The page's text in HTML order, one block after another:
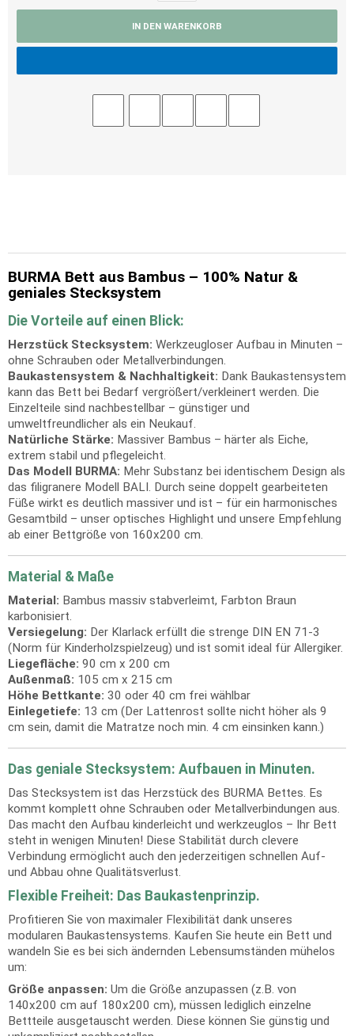
IN DEN WARENKORB
BURMA Bett aus Bambus – 100% Natur &
geniales Stecksystem
Die Vorteile auf einen Blick:
Herzstück Stecksystem: Werkzeugloser Aufbau in Minuten –
ohne Schrauben oder Metallverbindungen.
Baukastensystem & Nachhaltigkeit: Dank Baukastensystem
kann das Bett bei Bedarf vergrößert/verkleinert werden. Die
Einzelteile sind nachbestellbar – günstiger und
umweltfreundlicher als ein Neukauf.
Natürliche Stärke: Massiver Bambus – härter als Eiche,
extrem stabil und pflegeleicht.
Das Modell BURMA: Mehr Substanz bei identischem Design als
das filigranere Modell BALI. Durch seine doppelt gearbeiteten
Füße wirkt es deutlich massiver und ist – für ein harmonisches
Gesamtbild – unser optisches Highlight und unsere Empfehlung
ab einer Bettgröße von 160x200 cm.
Material & Maße
Material: Bambus massiv stabverleimt, Farbton Braun
karbonisiert.
Versiegelung: Der Klarlack erfüllt die strenge DIN EN 71-3
(Norm für Kinderholzspielzeug) und ist somit ideal für Allergiker.
Liegefläche: 90 cm x 200 cm
Außenmaß: 105 cm x 215 cm
Höhe Bettkante: 30 oder 40 cm frei wählbar
Einlegetiefe: 13 cm (Der Lattenrost sollte nicht höher als 9
cm sein, damit die Matratze noch min. 4 cm einsinken kann.)
Das geniale Stecksystem: Aufbauen in Minuten.
Das Stecksystem ist das Herzstück des BURMA Bettes. Es
kommt komplett ohne Schrauben oder Metallverbindungen aus.
Das macht den Aufbau kinderleicht und werkzeuglos – Ihr Bett
steht in wenigen Minuten! Diese Stabilität durch clevere
Verbindung ermöglicht auch den jederzeitigen schnellen Auf-
und Abbau ohne Qualitätsverlust.
Flexible Freiheit: Das Baukastenprinzip.
Profitieren Sie von maximaler Flexibilität dank unseres
modularen Baukastensystems. Kaufen Sie heute ein Bett und
wandeln Sie es bei sich ändernden Lebensumständen mühelos
um:
Größe anpassen: Um die Größe anzupassen (z.B. von
140x200 cm auf 180x200 cm), müssen lediglich einzelne
Bettteile ausgetauscht werden. Diese können Sie günstig und